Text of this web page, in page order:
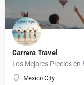
Carrera Travel
Los Mejores Precios en
Mexico City